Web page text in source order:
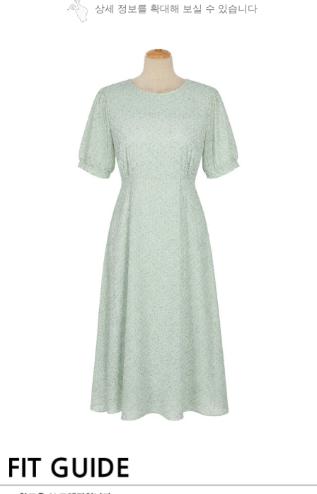
페이코 ID로
PAYCO 바로
상세 정보를 확대해 보실 수 있습니다